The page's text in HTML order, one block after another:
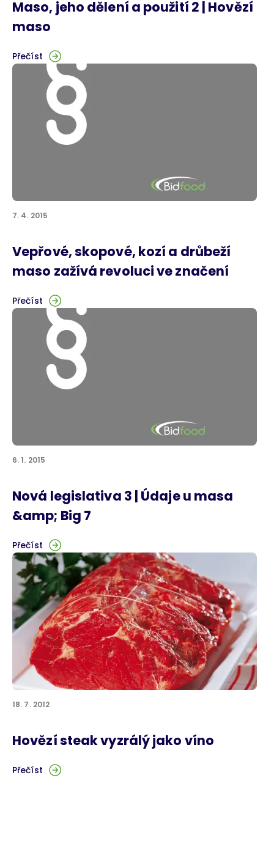
Maso, jeho dělení a použití 2 | Hovězí
maso
Přečíst
7. 4. 2015
Vepřové, skopové, kozí a drůbeží
maso zažívá revoluci ve značení
Přečíst
6. 1. 2015
Nová legislativa 3 | Údaje u masa
&amp; Big 7
Přečíst
18. 7. 2012
Hovězí steak vyzrálý jako víno
Přečíst